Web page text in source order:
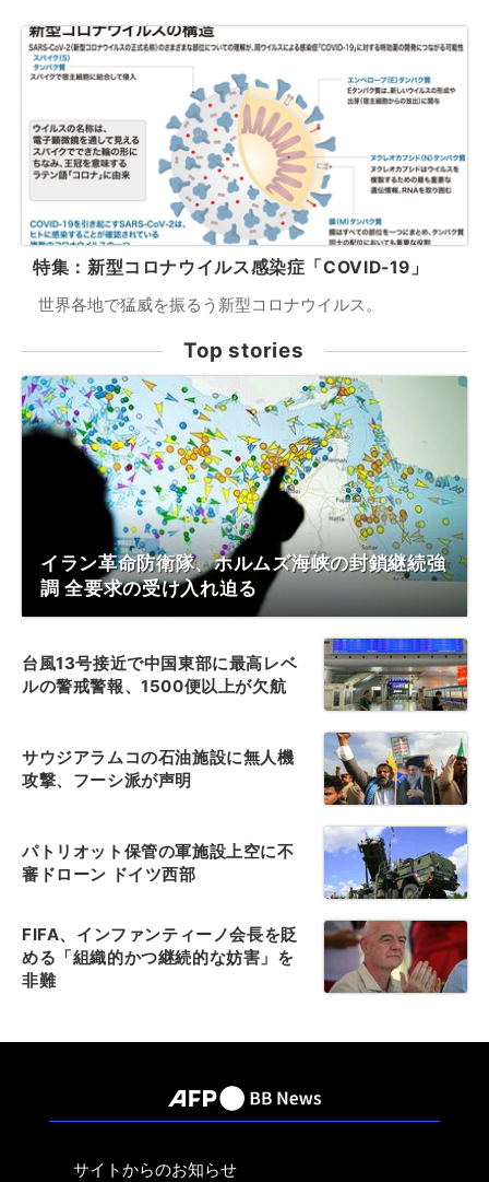
特集：新型コロナウイルス感染症「COVID-19」
世界各地で猛威を振るう新型コロナウイルス。
Top stories
イラン革命防衛隊、ホルムズ海峡の封鎖継続強
調 全要求の受け入れ迫る
台風13号接近で中国東部に最高レベ
ルの警戒警報、1500便以上が欠航
サウジアラムコの石油施設に無人機
攻撃、フーシ派が声明
パトリオット保管の軍施設上空に不
審ドローン ドイツ西部
FIFA、インファンティーノ会長を貶
める「組織的かつ継続的な妨害」を
非難
サイトからのお知らせ